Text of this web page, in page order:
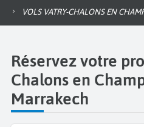
VOLS VATRY-CHALONS EN
Réservez votre
Chalons en
Marrakech